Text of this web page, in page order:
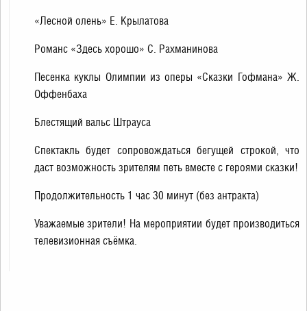
«Лесной олень» Е. Крылатова
Романс «Здесь хорошо» С. Рахманинова
Песенка куклы Олимпии из оперы «Сказки Гофмана» Ж.
Оффенбаха
Блестящий вальс Штрауса
Спектакль будет сопровождаться бегущей строкой, что
даст возможность зрителям петь вместе с героями сказки!
Продолжительность 1 час 30 минут (без антракта)
Уважаемые зрители! На мероприятии будет производиться
телевизионная съёмка.